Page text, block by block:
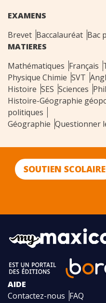
EXAMENS
Brevet Baccalauréat Bac
MATIERES
Mathématiques Français
Physique Chimie SVT
Histoire SES Sciences
Histoire-Géographie
politiques
Géographie Questionner
SOUTIEN SCOLAIRE
AIDE
Contactez-nous FAQ